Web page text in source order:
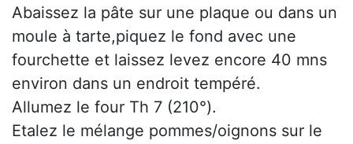
Abaissez la pâte sur une plaque ou dans un
moule à tarte,piquez le fond avec une
fourchette et laissez levez encore 40 mns
environ dans un endroit tempéré.
Allumez le four Th 7 (210°).
Etalez le mélange pommes/oignons sur le